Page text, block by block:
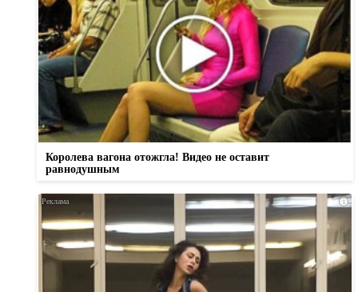
Королева вагона отожгла! Видео не оставит
равнодушным
i